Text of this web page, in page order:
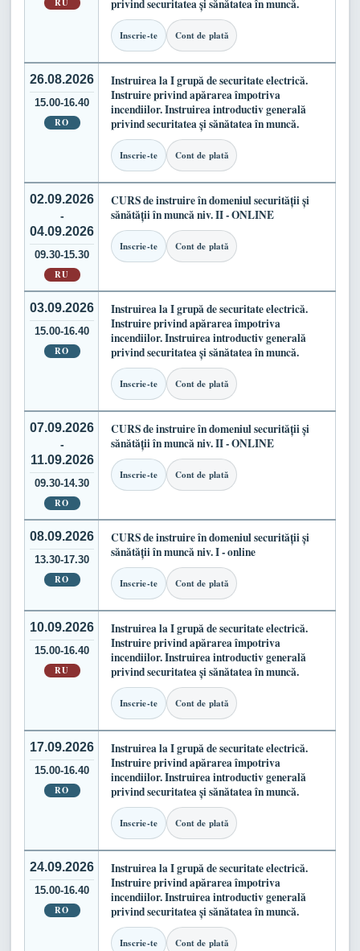
RU
privind securitatea și sănătatea în muncă.
Inscrie-te Cont de plată
26.08.2026
15.00-16.40
RO
Instruirea la I grupă de securitate electrică.
Instruire privind apărarea împotriva
incendiilor. Instruirea introductiv generală
privind securitatea și sănătatea în muncă.
Inscrie-te Cont de plată
02.09.2026
-
04.09.2026
09.30-15.30
RU
CURS de instruire în domeniul securității și
sănătății în muncă niv. II - ONLINE
Inscrie-te Cont de plată
03.09.2026
15.00-16.40
RO
Instruirea la I grupă de securitate electrică.
Instruire privind apărarea împotriva
incendiilor. Instruirea introductiv generală
privind securitatea și sănătatea în muncă.
Inscrie-te Cont de plată
07.09.2026
-
11.09.2026
09.30-14.30
RO
CURS de instruire în domeniul securității și
sănătății în muncă niv. II - ONLINE
Inscrie-te Cont de plată
08.09.2026
13.30-17.30
RO
CURS de instruire în domeniul securității și
sănătății în muncă niv. I - online
Inscrie-te Cont de plată
10.09.2026
15.00-16.40
RU
Instruirea la I grupă de securitate electrică.
Instruire privind apărarea împotriva
incendiilor. Instruirea introductiv generală
privind securitatea și sănătatea în muncă.
Inscrie-te Cont de plată
17.09.2026
15.00-16.40
RO
Instruirea la I grupă de securitate electrică.
Instruire privind apărarea împotriva
incendiilor. Instruirea introductiv generală
privind securitatea și sănătatea în muncă.
Inscrie-te Cont de plată
24.09.2026
15.00-16.40
RO
Instruirea la I grupă de securitate electrică.
Instruire privind apărarea împotriva
incendiilor. Instruirea introductiv generală
privind securitatea și sănătatea în muncă.
Inscrie-te Cont de plată